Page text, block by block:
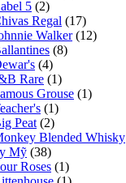
5 (2)
Regal (17)
Walker (12)
(8)
(4)
Rare (1)
Grouse (1)
(1)
Peat (2)
Blended Whisky
Mỹ (38)
Roses (1)